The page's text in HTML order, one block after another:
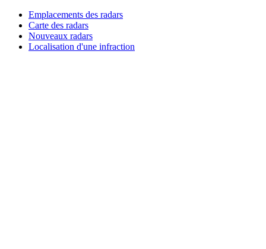
Emplacements des radars
Carte des radars
Nouveaux radars
Localisation d'une infraction